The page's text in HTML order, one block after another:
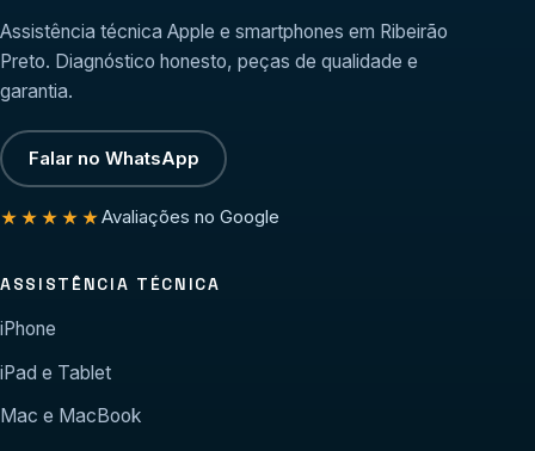
Assistência técnica Apple e smartphones em Ribeirão
Preto. Diagnóstico honesto, peças de qualidade e
garantia.
Falar no WhatsApp
★★★★★Avaliações no Google
ASSISTÊNCIA TÉCNICA
iPhone
iPad e Tablet
Mac e MacBook